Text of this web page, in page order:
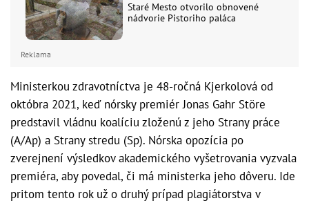
Staré Mesto otvorilo obnovené
nádvorie Pistoriho paláca
Reklama
Ministerkou zdravotníctva je 48-ročná Kjerkolová od
októbra 2021, keď nórsky premiér Jonas Gahr Störe
predstavil vládnu koalíciu zloženú z jeho Strany práce
(A/Ap) a Strany stredu (Sp). Nórska opozícia po
zverejnení výsledkov akademického vyšetrovania vyzvala
premiéra, aby povedal, či má ministerka jeho dôveru. Ide
pritom tento rok už o druhý prípad plagiátorstva v